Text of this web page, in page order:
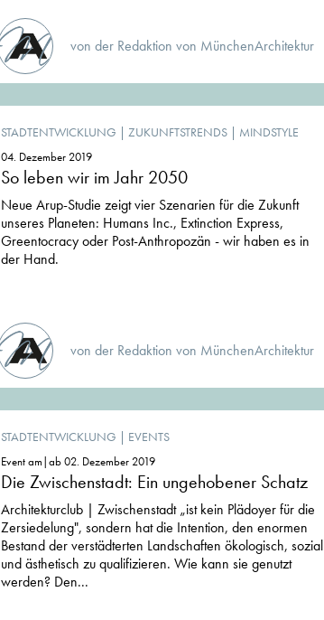
von der Redaktion von MünchenArchitektur
STADTENTWICKLUNG | ZUKUNFTSTRENDS | MINDSTYLE
04. Dezember 2019
So leben wir im Jahr 2050
Neue Arup-Studie zeigt vier Szenarien für die Zukunft
unseres Planeten: Humans Inc., Extinction Express,
Greentocracy oder Post-Anthropozän - wir haben es in
der Hand.
von der Redaktion von MünchenArchitektur
STADTENTWICKLUNG | EVENTS
Event am|ab 02. Dezember 2019
Die Zwischenstadt: Ein ungehobener Schatz
Architekturclub | Zwischenstadt „ist kein Plädoyer für die
Zersiedelung", sondern hat die Intention, den enormen
Bestand der verstädterten Landschaften ökologisch, sozial
und ästhetisch zu qualifizieren. Wie kann sie genutzt
werden? Den...